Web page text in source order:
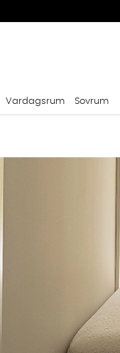
Vardagsrum Sovrum